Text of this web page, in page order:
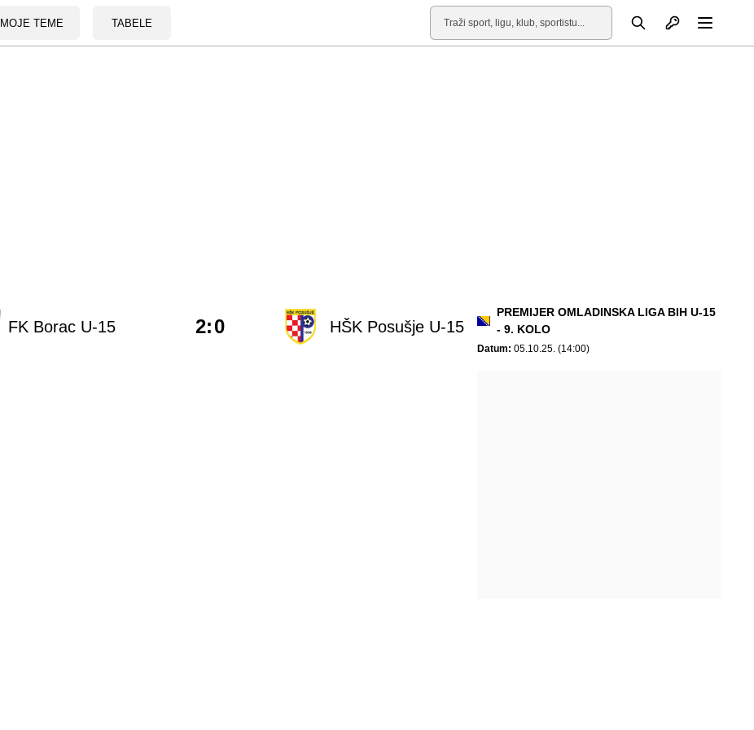
MOJE TEME TABELE
Pretraga Otvori profil
FK Borac U-15 HŠK Posušje U-15
2:0
PREMIJER OMLADINSKA LIGA BIH U-15
- 9. KOLO
Datum: 05.10.25. (14:00)